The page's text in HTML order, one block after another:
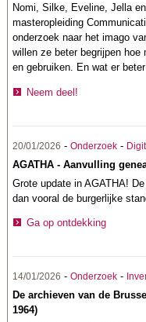
Nomi, Silke, Eveline, Jella
masteropleiding
onderzoek naar het imago
willen ze beter begrijpen
en gebruiken. En wat er beter
Neem deel!
20/01/2026 -Onderzoek -
AGATHA - Aanvulling
Grote update in AGATHA!
dan vooral de burgerlijke
Ga op ontdekking
14/01/2026 -Onderzoek -
De archieven van de
1964)